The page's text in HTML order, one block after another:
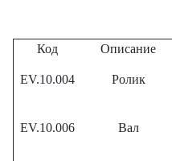
Код Описание
EV.10.004 Ролик
EV.10.006 Вал